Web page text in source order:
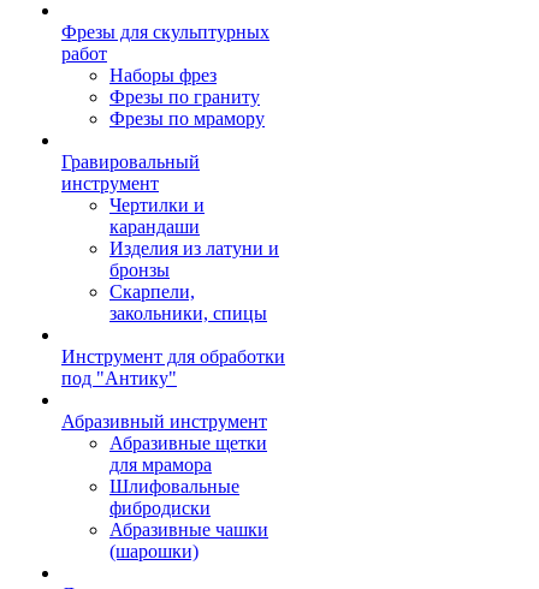
Фрезы для скульптурных
работ
Наборы фрез
Фрезы по граниту
Фрезы по мрамору
Гравировальный
инструмент
Чертилки и
карандаши
Изделия из латуни и
бронзы
Скарпели,
закольники, спицы
Инструмент для обработки
под "Антику"
Абразивный инструмент
Абразивные щетки
для мрамора
Шлифовальные
фибродиски
Абразивные чашки
(шарошки)